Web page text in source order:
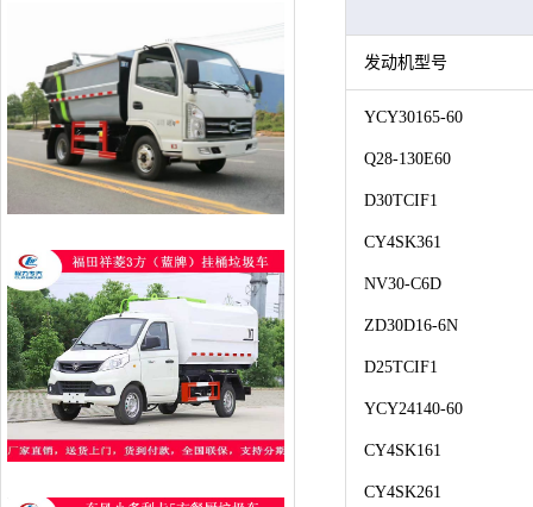
发动机型号
YCY30165-60
Q28-130E60
D30TCIF1
CY4SK361
NV30-C6D
ZD30D16-6N
D25TCIF1
YCY24140-60
CY4SK161
CY4SK261